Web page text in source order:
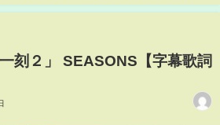
刻２」 SEASONS【字幕歌詞